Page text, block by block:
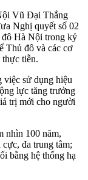
Vũ Đại Thắng
Nghị quyết số 02
đô Hà Nội trong kỷ
Thủ đô và các cơ
thực tiễn.
sử dụng hiệu
lực tăng trưởng
trị mới cho người
nhìn 100 năm,
đa trung tâm;
bằng hệ thống hạ